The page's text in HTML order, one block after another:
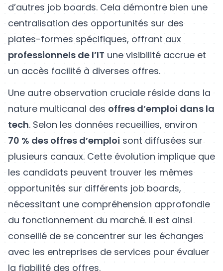
d’autres job boards. Cela démontre bien une
centralisation des opportunités sur des
plates-formes spécifiques, offrant aux
professionnels de l’IT une visibilité accrue et
un accès facilité à diverses offres.
Une autre observation cruciale réside dans la
nature multicanal des offres d’emploi dans la
tech. Selon les données recueillies, environ
70 % des offres d’emploi sont diffusées sur
plusieurs canaux. Cette évolution implique que
les candidats peuvent trouver les mêmes
opportunités sur différents job boards,
nécessitant une compréhension approfondie
du fonctionnement du marché. Il est ainsi
conseillé de se concentrer sur les échanges
avec les entreprises de services pour évaluer
la fiabilité des offres.